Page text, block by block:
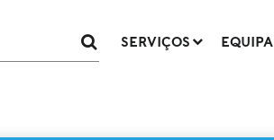
SERVIÇOS EQUIPA